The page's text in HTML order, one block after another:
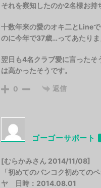
それを察知したのか2名様お持
十数年来の愛のオキ二とLine
のに今年で37歳…ってあたりま
翌日も4名クラブ愛に言った
は高かったそうです。
0 返信
ゴーゴーサポート
[むらかみさん 2014/11/08]
「初めてのバンコク初めての
ヤ 日時：2014.08.01